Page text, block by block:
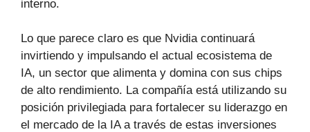
interno.
Lo que parece claro es que Nvidia continuará
invirtiendo y impulsando el actual ecosistema de
IA, un sector que alimenta y domina con sus chips
de alto rendimiento. La compañía está utilizando su
posición privilegiada para fortalecer su liderazgo en
el mercado de la IA a través de estas inversiones